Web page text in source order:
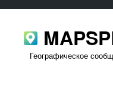
Географическое